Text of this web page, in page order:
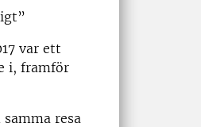
var ett
i, framför
resa